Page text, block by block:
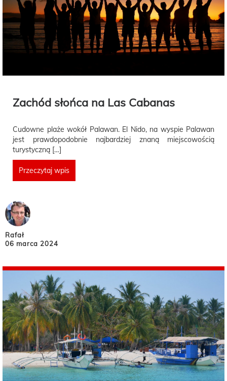
Zachód słońca na Las Cabanas
Cudowne plaże wokół Palawan. El Nido, na wyspie Palawan
jest prawdopodobnie najbardziej znaną miejscowością
turystyczną […]
Przeczytaj wpis
Rafał
06 marca 2024